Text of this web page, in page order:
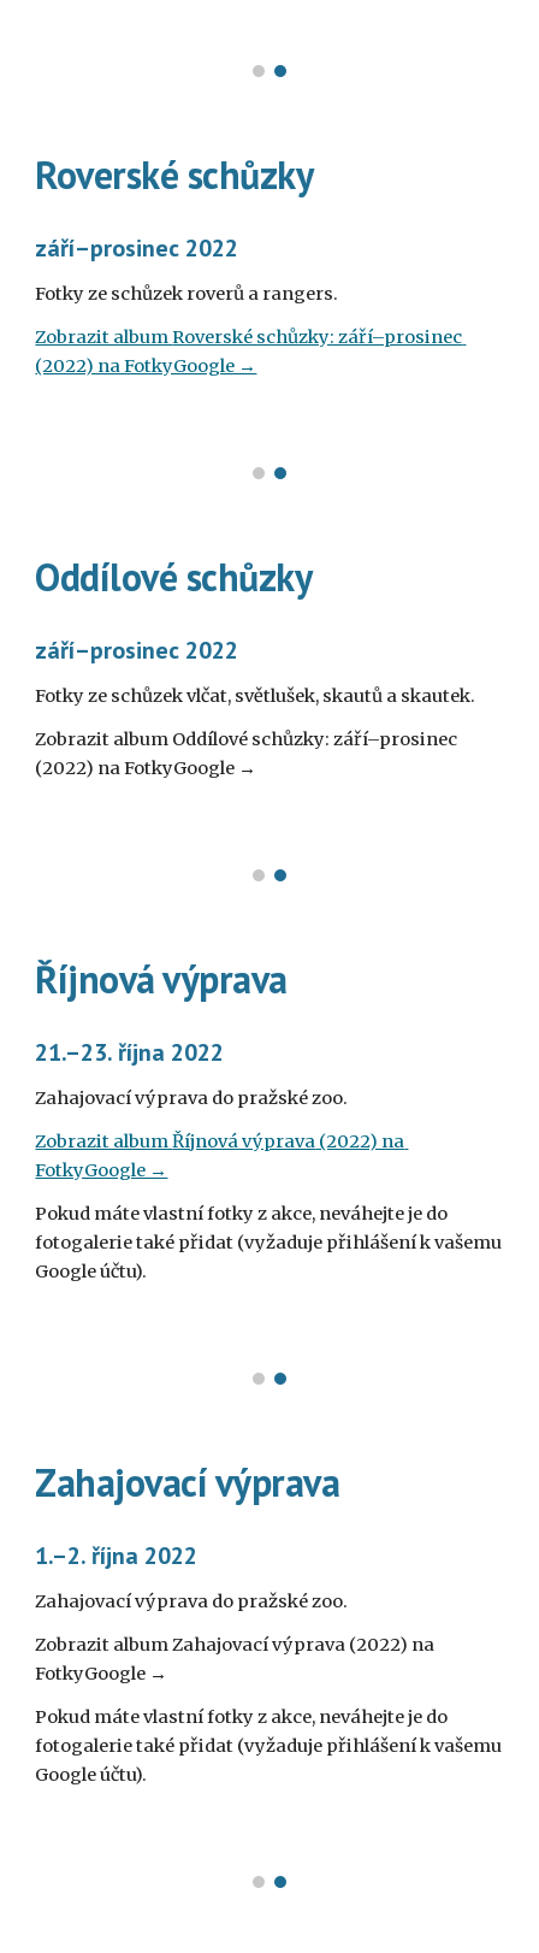
Roverské schůzky
září–prosinec 2022
Fotky ze schůzek roverů a rangers.
Zobrazit album Roverské schůzky: září–prosinec
(2022) na FotkyGoogle →
Oddílové schůzky
září–prosinec 2022
Fotky ze schůzek vlčat, světlušek, skautů a skautek.
Zobrazit album Oddílové schůzky: září–prosinec
(2022) na FotkyGoogle →
Říjnová výprava
21.–23. října 2022
Zahajovací výprava do pražské zoo.
Zobrazit album Říjnová výprava (2022) na
FotkyGoogle →
Pokud máte vlastní fotky z akce, neváhejte je do
fotogalerie také přidat (vyžaduje přihlášení k vašemu
Google účtu).
Zahajovací výprava
1.–2. října 2022
Zahajovací výprava do pražské zoo.
Zobrazit album Zahajovací výprava (2022) na
FotkyGoogle →
Pokud máte vlastní fotky z akce, neváhejte je do
fotogalerie také přidat (vyžaduje přihlášení k vašemu
Google účtu).